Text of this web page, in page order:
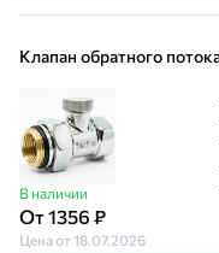
Клапан обратного
В наличии
От 1356 ₽
Цена от 18.07.2026